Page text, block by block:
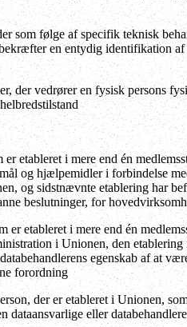
som følge af specifik teknisk
en entydig identifikation
der vedrører en fysisk persons
etableret i mere end én
og hjælpemidler i forbindelse
og sidstnævnte etablering har
beslutninger, for
er etableret i mere end én
i Unionen, den
egenskab af at
forordning
der er etableret i Unionen,
dataansvarlige eller